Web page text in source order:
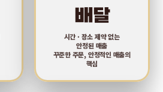
배달
시간 · 장소 제약 없는
안정된 매출
꾸준한 주문, 안정적인 매출의
핵심